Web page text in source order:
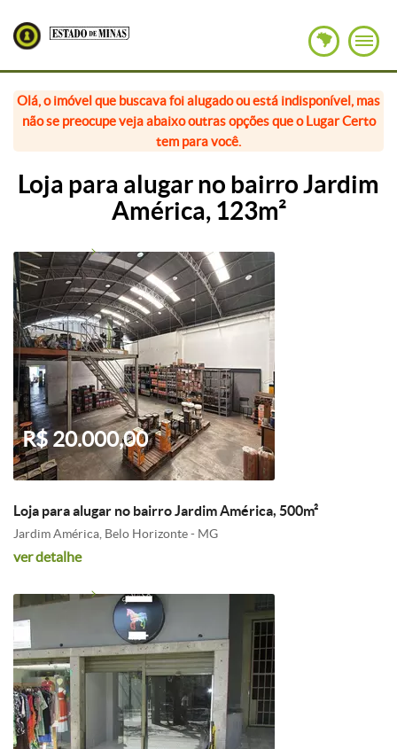
Olá, o imóvel que buscava foi alugado ou está indisponível, mas
não se preocupe veja abaixo outras opções que o Lugar Certo
tem para você.
Loja para alugar no bairro Jardim
América, 123m²
R$ 20.000,00
Loja para alugar no bairro Jardim América, 500m²
Jardim América, Belo Horizonte - MG
ver detalhe